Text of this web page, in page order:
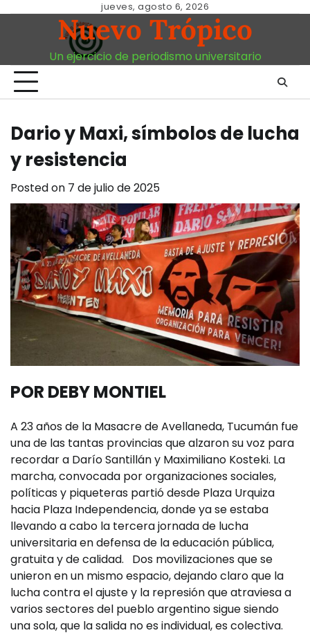
jueves, agosto 6, 2026
Nuevo Trópico
Un ejercicio de periodismo universitario
Dario y Maxi, símbolos de lucha
y resistencia
Posted on 7 de julio de 2025
POR DEBY MONTIEL
A 23 años de la Masacre de Avellaneda, Tucumán fue
una de las tantas provincias que alzaron su voz para
recordar a Darío Santillán y Maximiliano Kosteki. La
marcha, convocada por organizaciones sociales,
políticas y piqueteras partió desde Plaza Urquiza
hacia Plaza Independencia, donde ya se estaba
llevando a cabo la tercera jornada de lucha
universitaria en defensa de la educación pública,
gratuita y de calidad. Dos movilizaciones que se
unieron en un mismo espacio, dejando claro que la
lucha contra el ajuste y la represión que atraviesa a
varios sectores del pueblo argentino sigue siendo
una sola, que la salida no es individual, es colectiva.